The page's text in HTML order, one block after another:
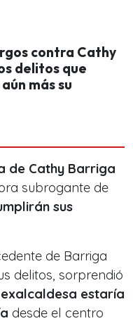
contra Cathy
delitos que
más su
de Cathy Barriga
subrogante de
sus
de Barriga
delitos, sorprendió
estaría
desde el centro